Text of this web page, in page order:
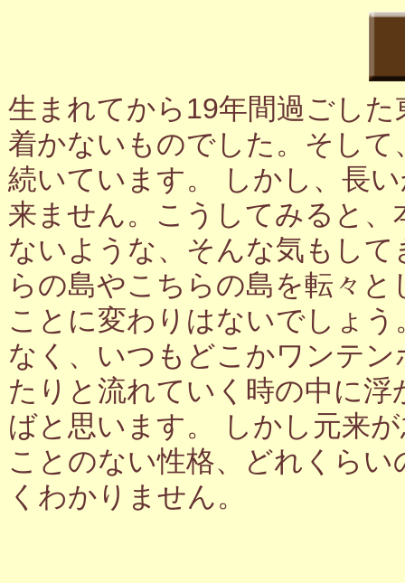
生まれてから19年間過ごし
着かないものでした。そし
続いています。 しかし、長
来ません。こうしてみると
ないような、そんな気もし
らの島やこちらの島を転々
ことに変わりはないでしょ
なく、いつもどこかワンテ
たりと流れていく時の中に
ばと思います。 しかし元来
ことのない性格、どれくら
くわかりません。